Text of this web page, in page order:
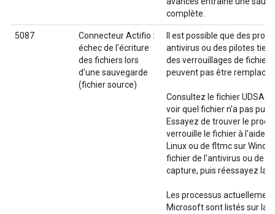
complète.
5087
Connecteur Actifio :
échec de l'écriture
des fichiers lors
d'une sauvegarde
(fichier source)
Il est possible que des
antivirus ou des pilotes
des verrouillages de
peuvent pas être
Consultez le fichier
voir quel fichier n'a pas pu
Essayez de trouver le
verrouille le fichier à l'aide
Linux ou de fltmc sur
fichier de l'antivirus ou de la
capture, puis réessayez la
Les processus
Microsoft sont listés sur la